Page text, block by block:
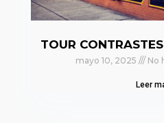
TOUR
mayo 10, 2025 No
Leer